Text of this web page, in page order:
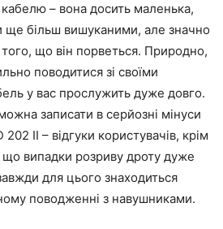
– вона досить маленька,
більш вишуканими, але значно
того, що він порветься. Природно,
поводитися зі своїми
у вас прослужить дуже довго.
записати в серйозні мінуси
II – відгуки користувачів, крім
випадки розриву дроту дуже
для цього знаходиться
поводженні з навушниками.